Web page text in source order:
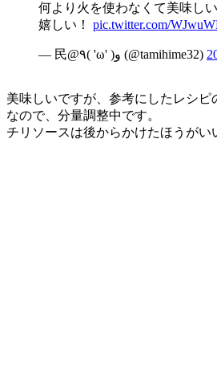
何より火を使わなくて美味し
嬉しい！ pic.twitter.com/
— 民@٩( 'ω' )و (@tamihime32)
美味しいですが、参考にしたレシピ
なので、分量調整中です。
チリソースは後からかけたほうがい